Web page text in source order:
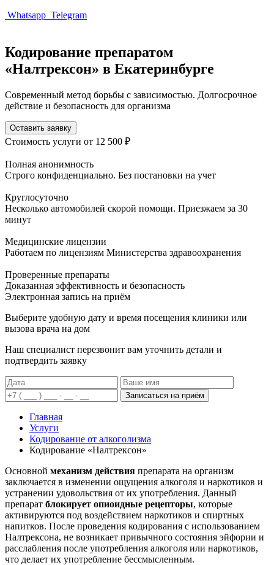
Whatsapp Telegram
Кодирование препаратом
«Налтрексон» в Екатеринбурге
Современный метод борьбы с зависимостью. Долгосрочное
действие и безопасность для организма
Оставить заявку
Стоимость услуги от 12 500 ₽
Полная анонимность
Строго конфиденциально. Без постановки на учет
Круглосуточно
Несколько автомобилей скорой помощи. Приезжаем за 30
минут
Медицинские лицензии
Работаем по лицензиям Министерства здравоохранения
Проверенные препараты
Доказанная эффективность и безопасность
Электронная запись на приём
Выберите удобную дату и время посещения клиники или
вызова врача на дом
Наш специалист перезвонит вам уточнить детали и
подтвердить заявку
Записаться на приём
Главная
Услуги
Кодирование от алкоголизма
Кодирование «Налтрексон»
Основной механизм действия препарата на организм
заключается в изменении ощущения алкоголя и наркотиков и
устранении удовольствия от их употребления. Данный
препарат блокирует опиоидные рецепторы, которые
активируются под воздействием наркотиков и спиртных
напитков. После проведения кодирования с использованием
Налтрексона, не возникает привычного состояния эйфории и
расслабления после употребления алкоголя или наркотиков,
что делает их употребление бессмысленным.